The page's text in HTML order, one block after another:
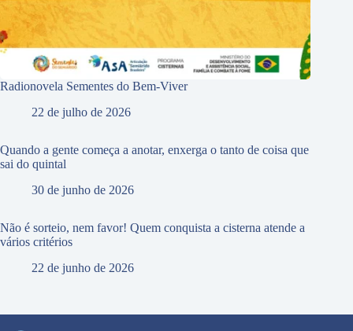
Radionovela Sementes do Bem-Viver
22 de julho de 2026
Quando a gente começa a anotar, enxerga o tanto de coisa que
sai do quintal
30 de junho de 2026
Não é sorteio, nem favor! Quem conquista a cisterna atende a
vários critérios
22 de junho de 2026